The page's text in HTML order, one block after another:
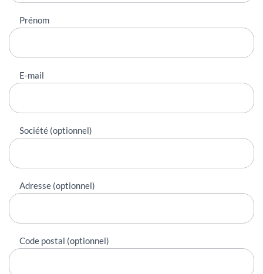
Prénom
E-mail
Société (optionnel)
Adresse (optionnel)
Code postal (optionnel)